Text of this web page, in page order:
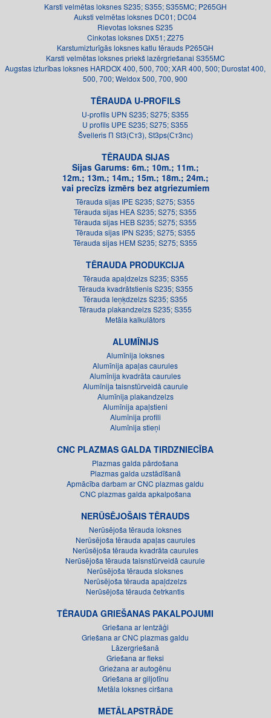
Karsti velmētas loksnes S235; S355; S355MC; P265GH
Auksti velmētas loksnes DC01; DC04
Rievotas loksnes S235
Cinkotas loksnes DX51; Z275
Karstumizturīgās loksnes katlu tērauds P265GH
Karsti velmētas loksnes priekš lazērgriešanai S355MC
Augstas izturības loksnes HARDOX 400, 500, 700; XAR 400, 500; Durostat 400,
500, 700; Weldox 500, 700, 900
TĒRAUDA U-PROFILS
U-profils UPN S235; S275; S355
U profils UPE S235; S275; S355
Švelleris П St3(Ст3), St3ps(Ст3пс)
TĒRAUDA SIJAS
Sijas Garums: 6m.; 10m.; 11m.;
12m.; 13m.; 14m.; 15m.; 18m.; 24m.;
vai precīzs izmērs bez atgriezumiem
Tērauda sijas IPE S235; S275; S355
Tērauda sijas HEA S235; S275; S355
Tērauda sijas HEB S235; S275; S355
Tērauda sijas IPN S235; S275; S355
Tērauda sijas HEM S235; S275; S355
TĒRAUDA PRODUKCIJA
Tērauda apaļdzelzs S235; S355
Tērauda kvadrātstienis S235; S355
Tērauda leņķdzelzs S235; S355
Tērauda plakandzelzs S235; S355
Metāla kalkulātors
ALUMĪNIJS
Alumīnija loksnes
Alumīnija apaļas caurules
Alumīnija kvadrāta caurules
Alumīnija taisnstūrveidā caurule
Alumīnija plakandzelzs
Alumīnija apaļstieni
Alumīnija profili
Alumīnija stieņi
CNC PLAZMAS GALDA TIRDZNIECĪBA
Plazmas galda pārdošana
Plazmas galda uzstādīšanā
Apmācība darbam ar CNC plazmas galdu
CNC plazmas galda apkalpošana
NERŪSĒJOŠAIS TĒRAUDS
Nerūsējoša tērauda loksnes
Nerūsējoša tērauda apaļas caurules
Nerūsējoša tērauda kvadrāta caurules
Nerūsējoša tērauda taisnstūrveidā caurule
Nerūsējoša tērauda sloksnes
Nerūsējoša tērauda apaļdzelzs
Nerūsējoša tērauda četrkantis
TĒRAUDA GRIEŠANAS PAKALPOJUMI
Griešana ar lentzāģi
Griešana ar CNC plazmas galdu
Lāzergriešanā
Griešana ar fleksi
Griežana ar autogēnu
Griešana ar giljotīnu
Metāla loksnes ciršana
METĀLAPSTRĀDE